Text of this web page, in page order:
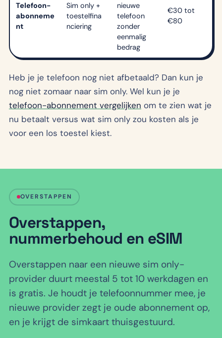
Telefoon-
abonneme
nt
Sim only +
toestelfina
nciering
nieuwe
telefoon
zonder
eenmalig
bedrag
€30 tot
€80
Heb je je telefoon nog niet afbetaald? Dan kun je
nog niet zomaar naar sim only. Wel kun je je
telefoon-abonnement vergelijken om te zien wat je
nu betaalt versus wat sim only zou kosten als je
voor een los toestel kiest.
OVERSTAPPEN
Overstappen,
nummerbehoud en eSIM
Overstappen naar een nieuwe sim only-
provider duurt meestal 5 tot 10 werkdagen en
is gratis. Je houdt je telefoonnummer mee, je
nieuwe provider zegt je oude abonnement op,
en je krijgt de simkaart thuisgestuurd.